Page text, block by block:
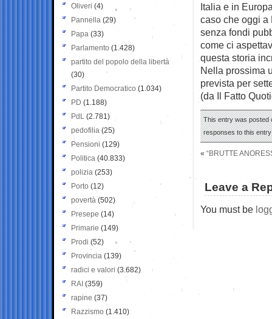
Italia e in
caso che oggi a
senza fondi
come ci
questa storia
Nella prossima
prevista per
(da Il Fatto
This entry was posted
responses to this
« “BRUTTE
Leave a
You must be
Oliveri (4)
Pannella (29)
Papa (33)
Parlamento (1.428)
partito del popolo della libertà
(30)
Partito Democratico (1.034)
PD (1.188)
PdL (2.781)
pedofilia (25)
Pensioni (129)
Politica (40.833)
polizia (253)
Porto (12)
povertà (502)
Presepe (14)
Primarie (149)
Prodi (52)
Provincia (139)
radici e valori (3.682)
RAI (359)
rapine (37)
Razzismo (1.410)